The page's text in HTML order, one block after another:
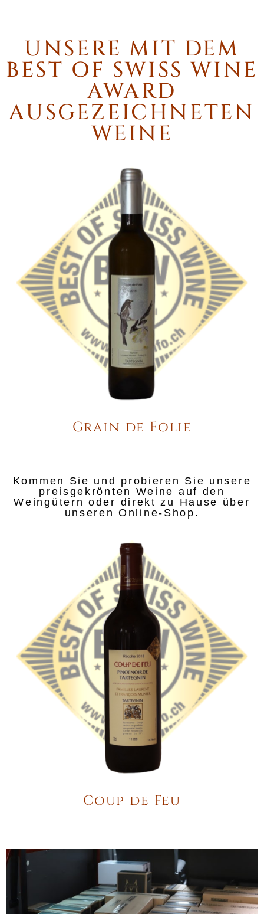
UNSERE MIT DEM
BEST OF SWISS WINE
AWARD
AUSGEZEICHNETEN
WEINE
Grain de Folie
Kommen Sie und probieren Sie unsere
preisgekrönten Weine auf den
Weingütern oder direkt zu Hause über
unseren Online-Shop.
Coup de Feu